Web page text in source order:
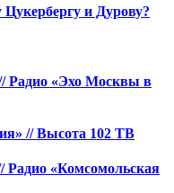
и Дурову?
Радио «Эхо Москвы в
// Высота 102 ТВ
Радио «Комсомольская